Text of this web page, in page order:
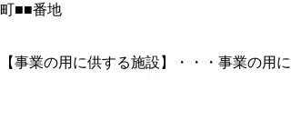
町■■番地
【事業の用に供する施設】・・・事業の用に